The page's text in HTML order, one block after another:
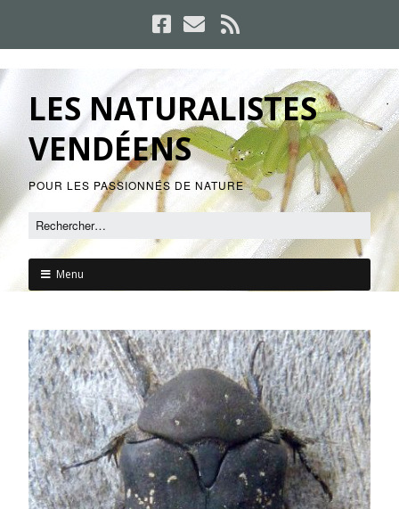
LES NATURALISTES
VENDÉENS
POUR LES PASSIONNÉS DE NATURE
Menu